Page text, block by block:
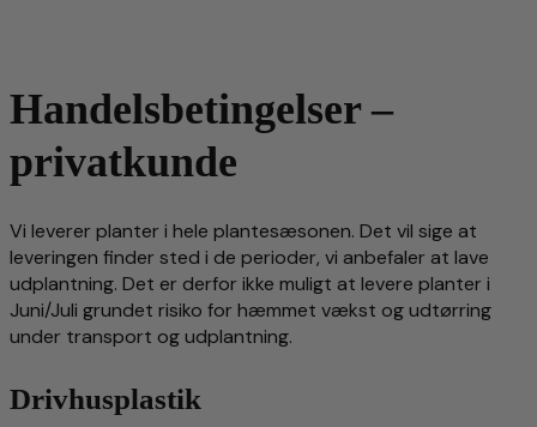
Handelsbetingelser –
privatkunde
Vi leverer planter i hele plantesæsonen. Det vil sige at
leveringen finder sted i de perioder, vi anbefaler at lave
udplantning. Det er derfor ikke muligt at levere planter i
Juni/Juli grundet risiko for hæmmet vækst og udtørring
under transport og udplantning.
Drivhusplastik